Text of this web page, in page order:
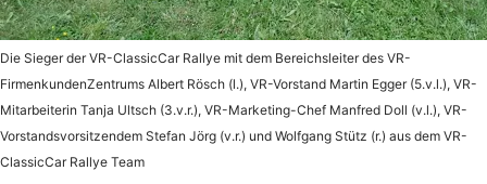
Die Sieger der VR-ClassicCar Rallye mit dem Bereichsleiter des VR-
FirmenkundenZentrums Albert Rösch (l.), VR-Vorstand Martin Egger (5.v.l.), VR-
Mitarbeiterin Tanja Ultsch (3.v.r.), VR-Marketing-Chef Manfred Doll (v.l.), VR-
Vorstandsvorsitzendem Stefan Jörg (v.r.) und Wolfgang Stütz (r.) aus dem VR-
ClassicCar Rallye Team